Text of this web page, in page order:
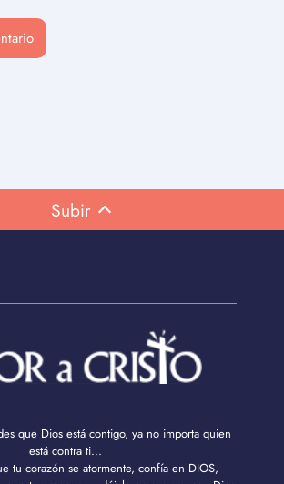
Subir
que Dios está contigo, ya no importa quien
está contra ti...
tu corazón se atormente, confía en DIOS,